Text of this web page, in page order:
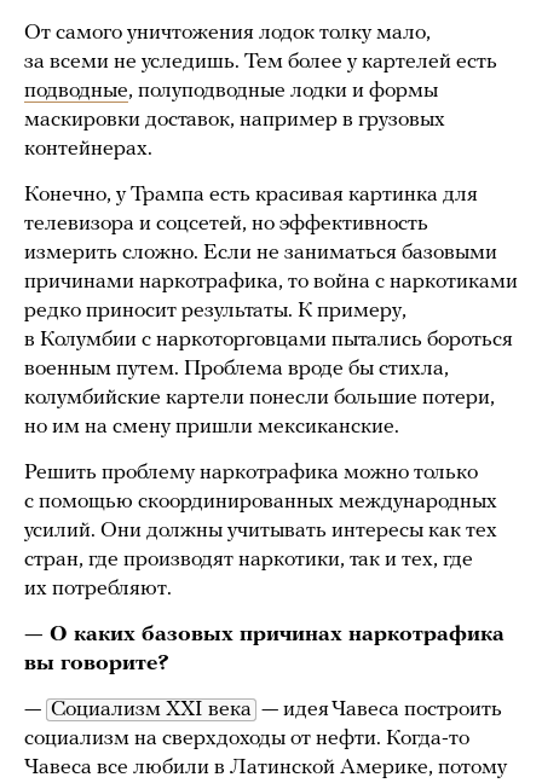
От самого уничтожения лодок толку мало,
за всеми не уследишь. Тем более у картелей есть
подводные, полуподводные лодки и формы
маскировки доставок, например в грузовых
контейнерах.
Конечно, у Трампа есть красивая картинка для
телевизора и соцсетей, но эффективность
измерить сложно. Если не заниматься базовыми
причинами наркотрафика, то война с наркотиками
редко приносит результаты. К примеру,
в Колумбии с наркоторговцами пытались бороться
военным путем. Проблема вроде бы стихла,
колумбийские картели понесли большие потери,
но им на смену пришли мексиканские.
Решить проблему наркотрафика можно только
с помощью скоординированных международных
усилий. Они должны учитывать интересы как тех
стран, где производят наркотики, так и тех, где
их потребляют.
— О каких базовых причинах наркотрафика
вы говорите?
— Социализм XXI века — идея Чавеса построить
социализм на сверхдоходы от нефти. Когда-то
Чавеса все любили в Латинской Америке, потому